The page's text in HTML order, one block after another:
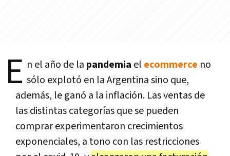
E n el año de la pandemia el ecommerce no
sólo explotó en la Argentina sino que,
además, le ganó a la inflación. Las ventas de
las distintas categorías que se pueden
comprar experimentaron crecimientos
exponenciales, a tono con las restricciones